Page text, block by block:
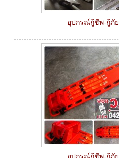
อุปกรณ์กู้ชีพ-กู้ภัย